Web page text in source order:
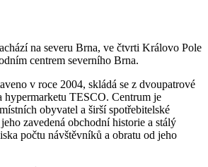
na severu Brna, ve čtvrti Královo Pole
centrem severního Brna.
v roce 2004, skládá se z dvoupatrové
hypermarketu TESCO. Centrum je
obyvatel a širší spotřebitelské
zavedená obchodní historie a stálý
počtu návštěvníků a obratu od jeho